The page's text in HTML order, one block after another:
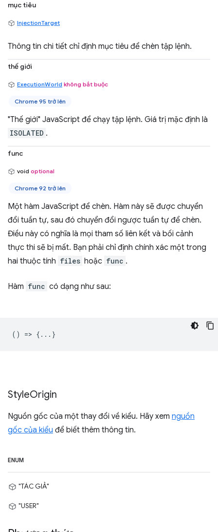
mục tiêu
InjectionTarget
Thông tin chi tiết chỉ định mục tiêu để chèn tập lệnh.
thế giới
ExecutionWorld không bắt buộc
Chrome 95 trở lên
"Thế giới" JavaScript để chạy tập lệnh. Giá trị mặc định là
ISOLATED .
func
void optional
Chrome 92 trở lên
Một hàm JavaScript để chèn. Hàm này sẽ được chuyển
đổi tuần tự, sau đó chuyển đổi ngược tuần tự để chèn.
Điều này có nghĩa là mọi tham số liên kết và bối cảnh
thực thi sẽ bị mất. Bạn phải chỉ định chính xác một trong
hai thuộc tính files hoặc func .
Hàm func có dạng như sau:
() => {...}
StyleOrigin
Nguồn gốc của một thay đổi về kiểu. Hãy xem nguồn
gốc của kiểu để biết thêm thông tin.
ENUM
"TÁC GIẢ"
"USER"